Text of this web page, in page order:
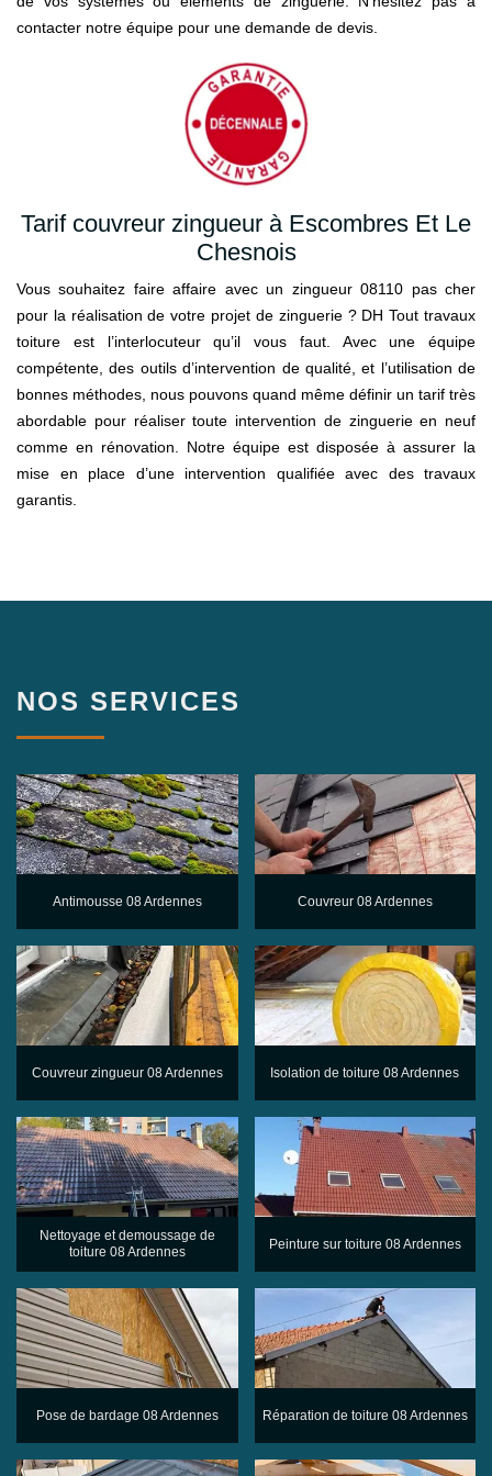
contacter notre équipe pour une demande de devis.
Tarif couvreur zingueur à Escombres Et Le
Chesnois
Vous souhaitez faire affaire avec un zingueur 08110 pas cher
pour la réalisation de votre projet de zinguerie ? DH Tout travaux
toiture est l’interlocuteur qu’il vous faut. Avec une équipe
compétente, des outils d’intervention de qualité, et l’utilisation de
bonnes méthodes, nous pouvons quand même définir un tarif très
abordable pour réaliser toute intervention de zinguerie en neuf
comme en rénovation. Notre équipe est disposée à assurer la
mise en place d’une intervention qualifiée avec des travaux
garantis.
NOS SERVICES
Antimousse 08 Ardennes Couvreur 08 Ardennes
Couvreur zingueur 08 Ardennes Isolation de toiture 08 Ardennes
Nettoyage et demoussage de
toiture 08 Ardennes
Peinture sur toiture 08 Ardennes
Pose de bardage 08 Ardennes Réparation de toiture 08 Ardennes